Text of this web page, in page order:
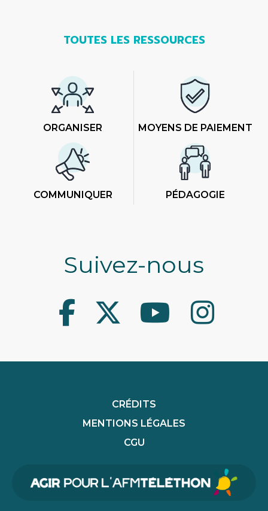
TOUTES LES RESSOURCES
ORGANISER MOYENS DE PAIEMENT
COMMUNIQUER PÉDAGOGIE
Suivez-nous
CRÉDITS
MENTIONS LÉGALES
CGU